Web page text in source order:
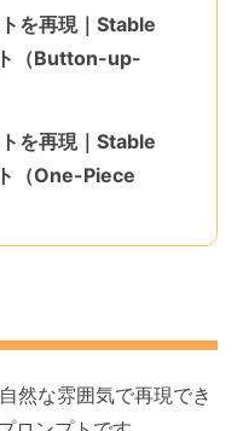
を再現｜Stable
（Button-up-
を再現｜Stable
（One-Piece
然な雰囲気で再現でき